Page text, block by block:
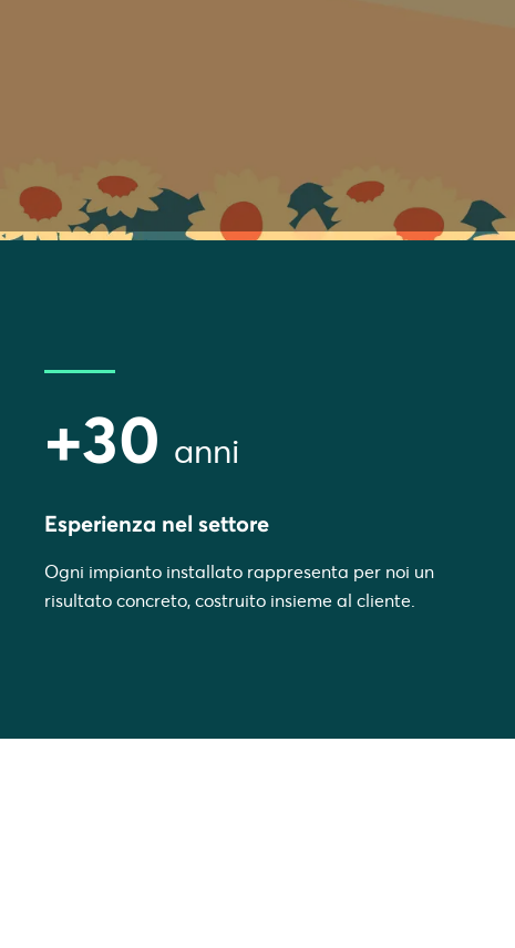
+30 anni
Esperienza nel settore
Ogni impianto installato rappresenta per noi un
risultato concreto, costruito insieme al cliente.